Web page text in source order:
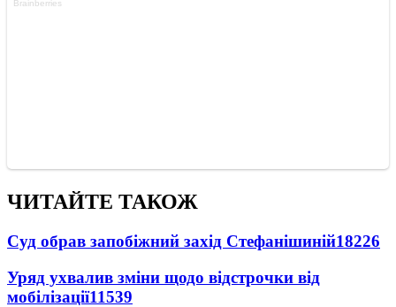
ЧИТАЙТЕ ТАКОЖ
Суд обрав запобіжний захід Стефанішиній18226
Уряд ухвалив зміни щодо відстрочки від
мобілізації11539